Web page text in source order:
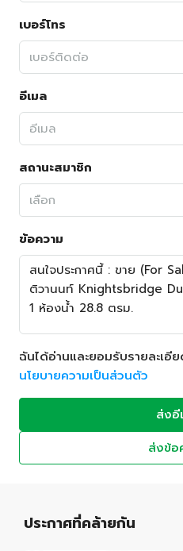
เบอร์โทร
อีเมล
สถานะสมาชิก
เลือก
ข้อความ
ฉันได้อ่านและยอมรับรายละเอี
นโยบายความเป็นส่วนตัว
ส่งอี
ส่งข้อ
ประกาศที่คล้ายกัน